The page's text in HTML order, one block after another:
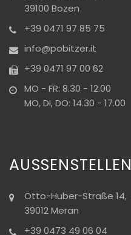
39100 Bozen
+39 0471 97 85 75
info@pobitzer.it
+39 0471 97 00 62
MO - FR: 8.30 - 12.00
MO, DI, DO: 14.30 - 17.00
AUSSENSTELLEN
Otto-Huber-Straße 14,
39012 Meran
+39 0473 49 06 04